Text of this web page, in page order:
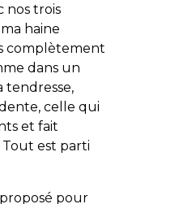
nos trois
haine
complètement
dans un
tendresse,
celle qui
et fait
est parti
proposé pour